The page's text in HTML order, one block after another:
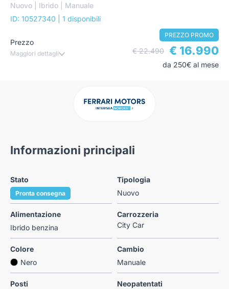
Nuovo | Ibrido | Manuale
ID: 10527340
| 1 disponibili
Prezzo
Maggiori dettagli
PREZZO PROMO
€ 22.490 € 16.990
da 250€ al mese
Informazioni principali
Stato
Pronta consegna
Tipologia
Nuovo
Alimentazione
Ibrido benzina
Carrozzeria
City Car
Colore
Nero
Cambio
Manuale
Posti
Neopatentati